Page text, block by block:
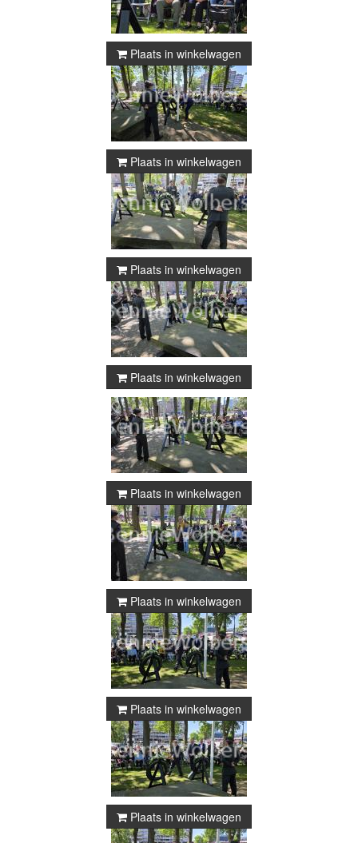
Plaats in winkelwagen
Plaats in winkelwagen
Plaats in winkelwagen
Plaats in winkelwagen
Plaats in winkelwagen
Plaats in winkelwagen
Plaats in winkelwagen
Plaats in winkelwagen